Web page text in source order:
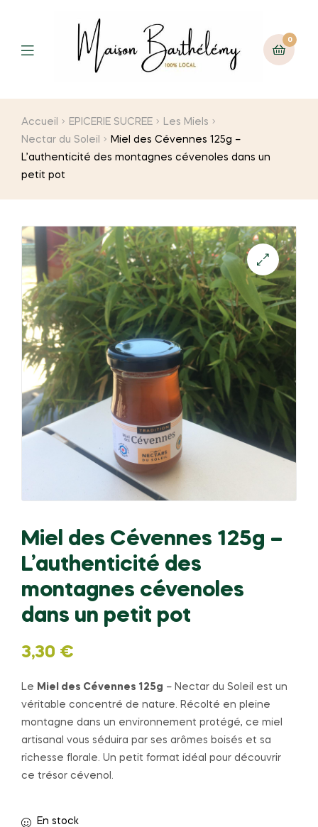
0
Menu
Accueil EPICERIE SUCREE
Les Miels
Nectar du Soleil
Miel des Cévennes 125g –
L’authenticité des montagnes cévenoles dans un
petit pot
🔍
Miel des Cévennes 125g –
L’authenticité des
montagnes cévenoles
dans un petit pot
3,30 €
Le Miel des Cévennes 125g – Nectar du Soleil est un
véritable concentré de nature. Récolté en pleine
montagne dans un environnement protégé, ce miel
artisanal vous séduira par ses arômes boisés et sa
richesse florale. Un petit format idéal pour découvrir
ce trésor cévenol.
En stock